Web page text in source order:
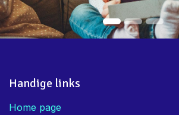
Handige links
Home page